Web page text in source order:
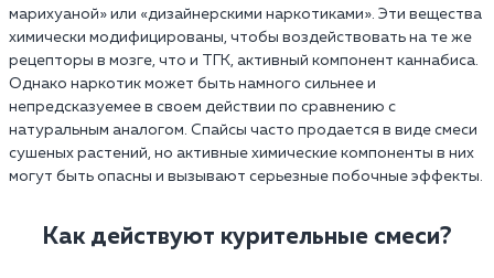
марихуаной» или «дизайнерскими наркотиками». Эти вещества
химически модифицированы, чтобы воздействовать на те же
рецепторы в мозге, что и ТГК, активный компонент каннабиса.
Однако наркотик может быть намного сильнее и
непредсказуемее в своем действии по сравнению с
натуральным аналогом. Спайсы часто продается в виде смеси
сушеных растений, но активные химические компоненты в них
могут быть опасны и вызывают серьезные побочные эффекты.
Как действуют курительные смеси?